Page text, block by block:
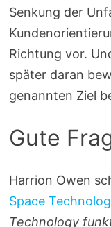
Senkung der
Richtung vor.
später daran
genannten Ziel
Gute
Harrion Owen
Space
Technology